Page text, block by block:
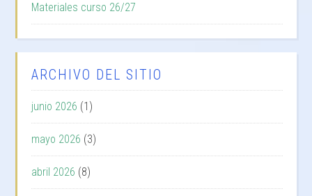
Materiales curso 26/27
ARCHIVO DEL SITIO
junio 2026 (1)
mayo 2026 (3)
abril 2026 (8)